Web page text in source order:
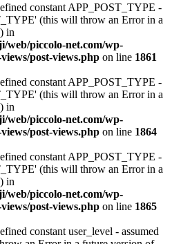
constant APP_POST_TYPE -
(this will throw an Error in a
in
web/piccolo-net.com/wp-
post-views.php on line 1861
constant APP_POST_TYPE -
(this will throw an Error in a
in
web/piccolo-net.com/wp-
post-views.php on line 1864
constant APP_POST_TYPE -
(this will throw an Error in a
in
web/piccolo-net.com/wp-
post-views.php on line 1865
constant user_level - assumed